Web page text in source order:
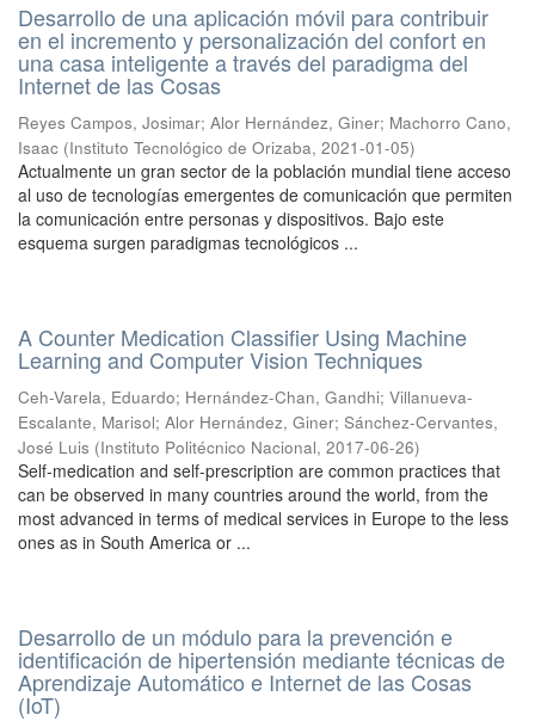
Desarrollo de una aplicación móvil para contribuir
en el incremento y personalización del confort en
una casa inteligente a través del paradigma del
Internet de las Cosas
Reyes Campos, Josimar; Alor Hernández, Giner; Machorro Cano,
Isaac (Instituto Tecnológico de Orizaba, 2021-01-05)
Actualmente un gran sector de la población mundial tiene acceso
al uso de tecnologías emergentes de comunicación que permiten
la comunicación entre personas y dispositivos. Bajo este
esquema surgen paradigmas tecnológicos ...
A Counter Medication Classifier Using Machine
Learning and Computer Vision Techniques
Ceh-Varela, Eduardo; Hernández-Chan, Gandhi; Villanueva-
Escalante, Marisol; Alor Hernández, Giner; Sánchez-Cervantes,
José Luis (Instituto Politécnico Nacional, 2017-06-26)
Self-medication and self-prescription are common practices that
can be observed in many countries around the world, from the
most advanced in terms of medical services in Europe to the less
ones as in South America or ...
Desarrollo de un módulo para la prevención e
identificación de hipertensión mediante técnicas de
Aprendizaje Automático e Internet de las Cosas
(IoT)